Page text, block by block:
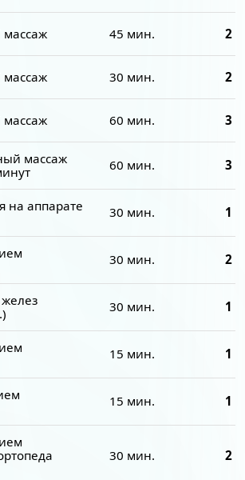
45 мин. 2
30 мин. 2
60 мин. 3
массаж
60 мин. 3
на аппарате
30 мин. 1
30 мин. 2
30 мин. 1
15 мин. 1
15 мин. 1
30 мин. 2